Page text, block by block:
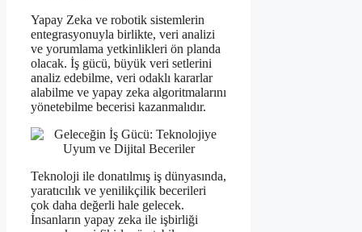
Yapay Zeka ve robotik sistemlerin
entegrasyonuyla birlikte, veri analizi
ve yorumlama yetkinlikleri ön planda
olacak. İş gücü, büyük veri setlerini
analiz edebilme, veri odaklı kararlar
alabilme ve yapay zeka algoritmalarını
yönetebilme becerisi kazanmalıdır.
Teknoloji ile donatılmış iş dünyasında,
yaratıcılık ve yenilikçilik becerileri
çok daha değerli hale gelecek.
İnsanların yapay zeka ile işbirliği